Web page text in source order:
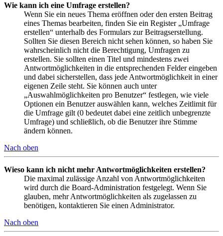
Wie kann ich eine Umfrage erstellen?
Wenn Sie ein neues Thema eröffnen oder den ersten Beitrag
eines Themas bearbeiten, finden Sie ein Register „Umfrage
erstellen“ unterhalb des Formulars zur Beitragserstellung.
Sollten Sie diesen Bereich nicht sehen können, so haben Sie
wahrscheinlich nicht die Berechtigung, Umfragen zu
erstellen. Sie sollten einen Titel und mindestens zwei
Antwortmöglichkeiten in die entsprechenden Felder eingeben
und dabei sicherstellen, dass jede Antwortmöglichkeit in einer
eigenen Zeile steht. Sie können auch unter
„Auswahlmöglichkeiten pro Benutzer“ festlegen, wie viele
Optionen ein Benutzer auswählen kann, welches Zeitlimit für
die Umfrage gilt (0 bedeutet dabei eine zeitlich unbegrenzte
Umfrage) und schließlich, ob die Benutzer ihre Stimme
ändern können.
Nach oben
Wieso kann ich nicht mehr Antwortmöglichkeiten erstellen?
Die maximal zulässige Anzahl von Antwortmöglichkeiten
wird durch die Board-Administration festgelegt. Wenn Sie
glauben, mehr Antwortmöglichkeiten als zugelassen zu
benötigen, kontaktieren Sie einen Administrator.
Nach oben